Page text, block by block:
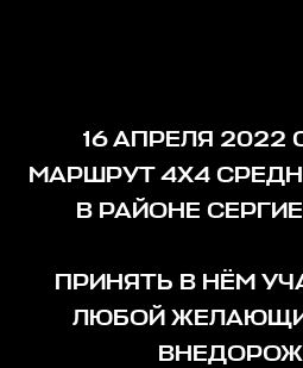
16 АПРЕЛЯ 2022
МАРШРУТ 4Х4
В РАЙОНЕ
ПРИНЯТЬ В НЁМ
ЛЮБОЙ